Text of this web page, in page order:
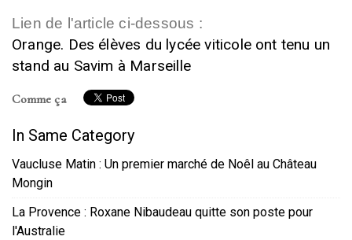
Lien de l'article ci-dessous :
Orange. Des élèves du lycée viticole ont tenu un
stand au Savim à Marseille
Comme ça
In Same Category
Vaucluse Matin : Un premier marché de Noêl au Château
Mongin
La Provence : Roxane Nibaudeau quitte son poste pour
l'Australie